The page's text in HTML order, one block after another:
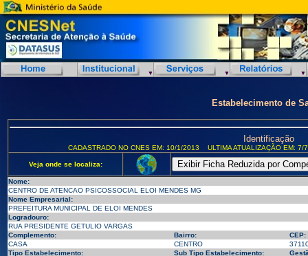
Estabelecimento de
Identificação
CADASTRADO NO CNES EM: 10/1/2013 ULTIMA ATUALIZAÇÃO EM:
Veja onde se localiza:
Nome:
CENTRO DE ATENCAO PSICOSSOCIAL ELOI MENDES MG
Nome Empresarial:
PREFEITURA MUNICIPAL DE ELOI MENDES
Logradouro:
RUA PRESIDENTE GETULIO VARGAS
Complemento:
Bairro:
CEP:
CASA
CENTRO
Tipo Estabelecimento:
Sub Tipo Estabelecimento: